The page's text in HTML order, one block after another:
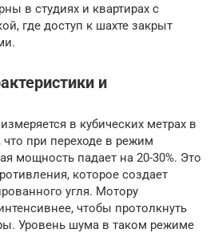
в студиях и квартирах с
где доступ к шахте закрыт
и
в кубических метрах в
при переходе в режим
мощность падает на 20-30%. Это
которое создает
угля. Мотору
чтобы протолкнуть
Уровень шума в таком режиме